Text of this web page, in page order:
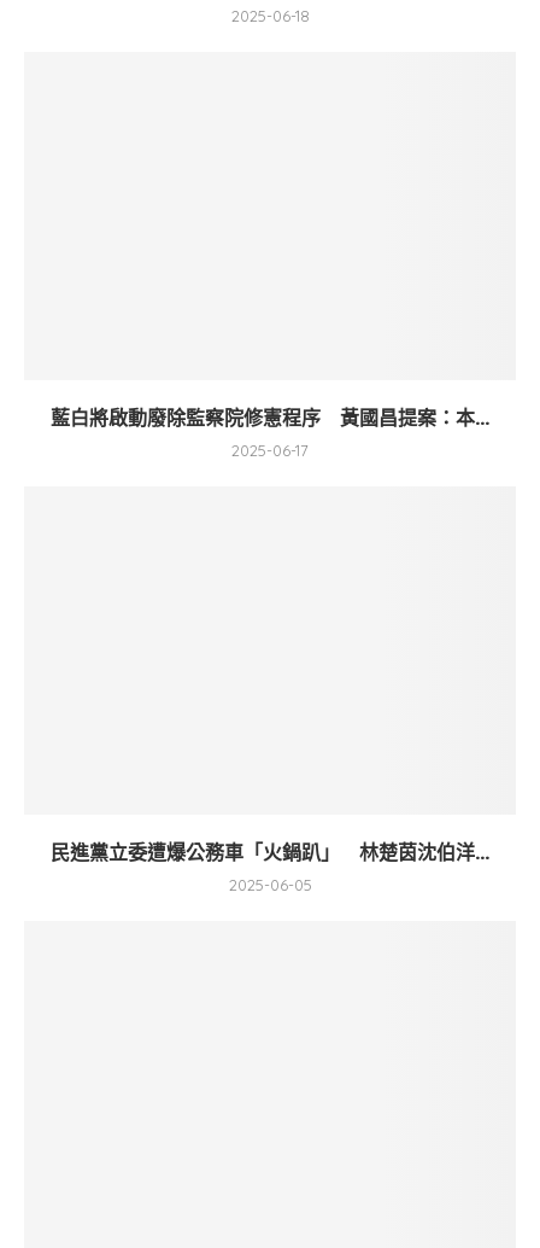
2025-06-18
藍白將啟動廢除監察院修憲程序 黃國昌提案：本...
2025-06-17
民進黨立委遭爆公務車「火鍋趴」 林楚茵沈伯洋...
2025-06-05